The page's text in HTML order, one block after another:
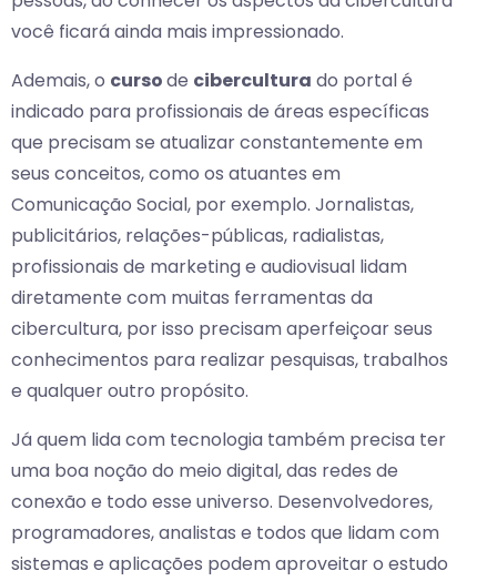
você ficará ainda mais impressionado.
Ademais, o cursode cibercultura do portal é
indicado para profissionais de áreas específicas
que precisam se atualizar constantemente em
seus conceitos, como os atuantes em
Comunicação Social, por exemplo. Jornalistas,
publicitários, relações-públicas, radialistas,
profissionais de marketing e audiovisual lidam
diretamente com muitas ferramentas da
cibercultura, por isso precisam aperfeiçoar seus
conhecimentos para realizar pesquisas, trabalhos
e qualquer outro propósito.
Já quem lida com tecnologia também precisa ter
uma boa noção do meio digital, das redes de
conexão e todo esse universo. Desenvolvedores,
programadores, analistas e todos que lidam com
sistemas e aplicações podem aproveitar o estudo